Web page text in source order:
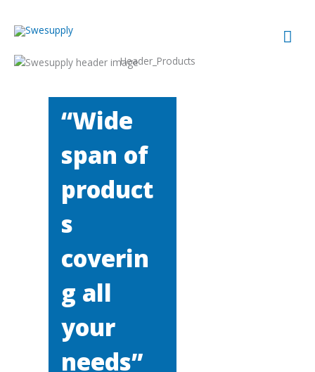
innehåll
Header_Products
“Wide
span of
product
s
coverin
g all
your
needs”